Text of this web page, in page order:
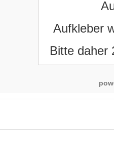
Aufkleber
Bitte daher